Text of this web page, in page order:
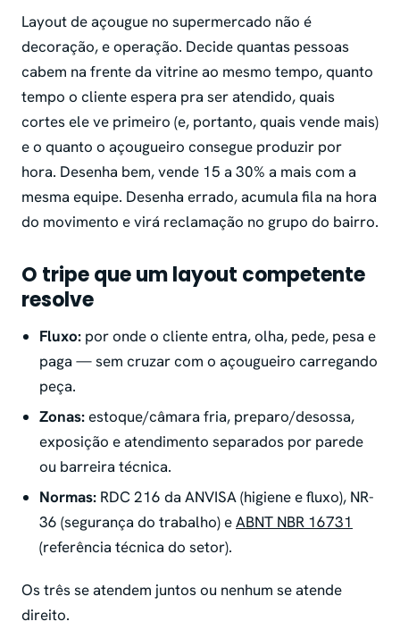
Layout de açougue no supermercado não é
decoração, e operação. Decide quantas pessoas
cabem na frente da vitrine ao mesmo tempo, quanto
tempo o cliente espera pra ser atendido, quais
cortes ele ve primeiro (e, portanto, quais vende mais)
e o quanto o açougueiro consegue produzir por
hora. Desenha bem, vende 15 a 30% a mais com a
mesma equipe. Desenha errado, acumula fila na hora
do movimento e virá reclamação no grupo do bairro.
O tripe que um layout competente
resolve
Fluxo: por onde o cliente entra, olha, pede, pesa e
paga — sem cruzar com o açougueiro carregando
peça.
Zonas:estoque/câmara fria, preparo/desossa,
exposição e atendimento separados por parede
ou barreira técnica.
Normas: RDC 216 da ANVISA (higiene e fluxo), NR-
36 (segurança do trabalho) eABNT NBR 16731
(referência técnica do setor).
Os três se atendem juntos ou nenhum se atende
direito.